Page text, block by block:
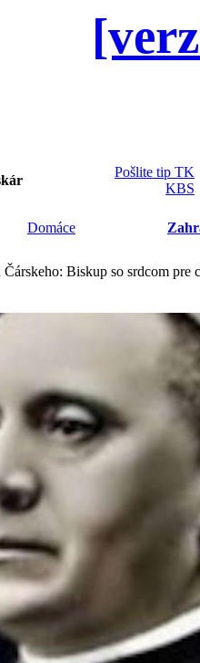
Pošlite tip TK
KBS
Domáce
Biskup so srdcom pre